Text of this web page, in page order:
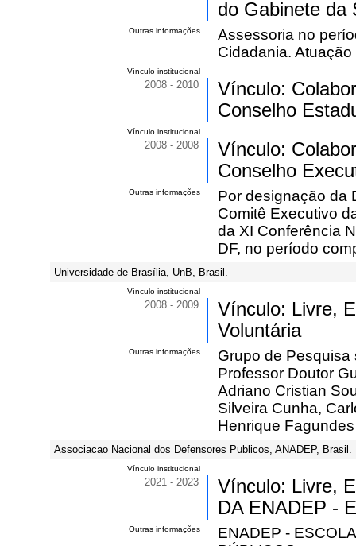
do Gabinete da
Outras informações
Assessoria no
Cidadania.
Vínculo institucional
2008 - 2010
Vínculo:
Conselho
Vínculo institucional
2008 - 2008
Vínculo:
Conselho
Outras informações
Por designação da
Comitê Executivo
da XI Conferência
DF, no período
Universidade de Brasília, UnB, Brasil.
Vínculo institucional
2008 - 2009
Vínculo: Livre,
Voluntária
Outras informações
Grupo de Pesquisa
Professor Doutor
Adriano Cristian
Silveira Cunha,
Henrique
Associacao Nacional dos Defensores Publicos, ANADEP, Brasil.
Vínculo institucional
2021 - 2023
Vínculo: Livre,
DA ENADEP -
Outras informações
ENADEP -